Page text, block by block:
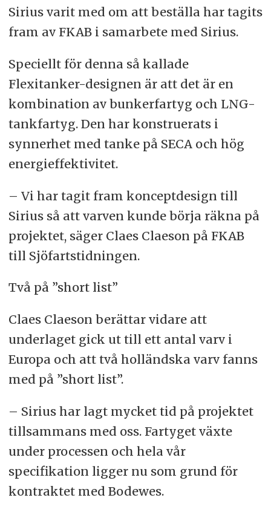
Sirius varit med om att beställa har tagits
fram av FKAB i samarbete med Sirius.
Speciellt för denna så kallade
Flexitanker-designen är att det är en
kombination av bunkerfartyg och LNG-
tankfartyg. Den har konstruerats i
synnerhet med tanke på SECA och hög
energieffektivitet.
– Vi har tagit fram konceptdesign till
Sirius så att varven kunde börja räkna på
projektet, säger Claes Claeson på FKAB
till Sjöfartstidningen.
Två på ”short list”
Claes Claeson berättar vidare att
underlaget gick ut till ett antal varv i
Europa och att två holländska varv fanns
med på ”short list”.
– Sirius har lagt mycket tid på projektet
tillsammans med oss. Fartyget växte
under processen och hela vår
specifikation ligger nu som grund för
kontraktet med Bodewes.